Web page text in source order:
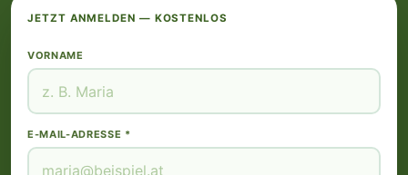
JETZT ANMELDEN — KOSTENLOS
VORNAME
E-MAIL-ADRESSE *